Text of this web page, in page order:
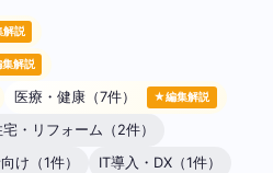
説
解説
医療・健康（7件） ★編集解説
宅・リフォーム（2件）
け（1件） IT導入・DX（1件）